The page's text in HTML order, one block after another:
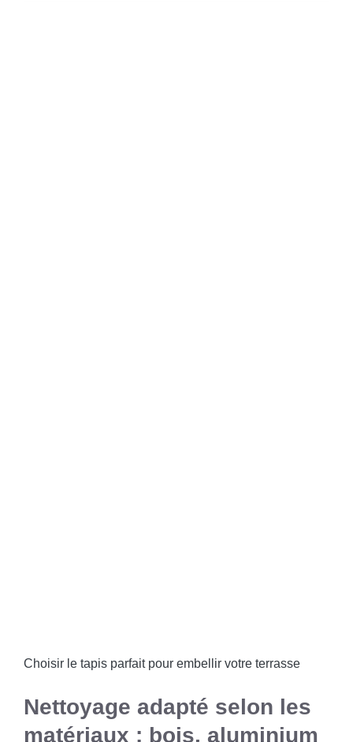
Choisir le tapis parfait pour embellir votre terrasse
Nettoyage adapté selon les
matériaux : bois, aluminium